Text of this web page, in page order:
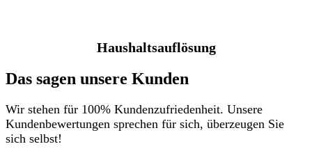
Haushaltsauflösung
Das sagen unsere Kunden
Wir stehen für 100% Kundenzufriedenheit. Unsere
Kundenbewertungen sprechen für sich, überzeugen Sie
sich selbst!